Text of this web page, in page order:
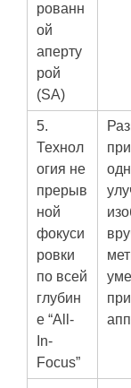
рованн
ой
аперту
рой
(SA)
5.
Технол
огия не
прерыв
ной
фокуси
ровки
по всей
глубин
е “All-
In-
Focus”